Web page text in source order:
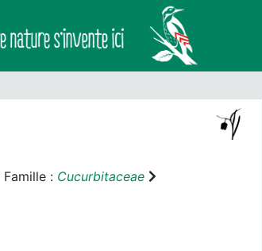
Famille : Cucurbitaceae